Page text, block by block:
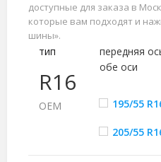
доступные для заказа в
которые вам подходят и
шины».
R16
тип
передняя
обе оси
ОЕМ 195/55
205/55